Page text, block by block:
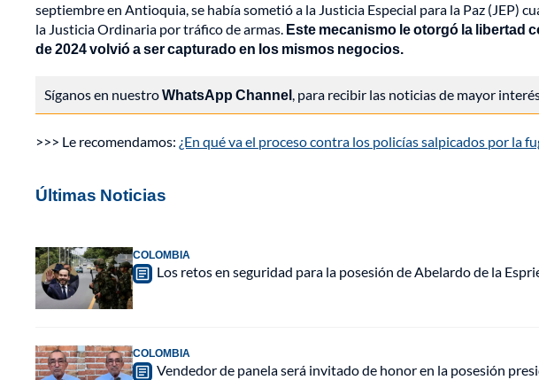
septiembre en Antioquia, se había sometió a la Justicia Especial para la Paz (JEP)
la Justicia Ordinaria por tráfico de armas. Este mecanismo le otorgó la libertad
de 2024 volvió a ser capturado en los mismos negocios.
Síganos en nuestroWhatsApp Channel, para recibir las noticias de mayor
>>> Le recomendamos: ¿En qué va el proceso contra los policías salpicados por la
Últimas Noticias
COLOMBIA
Los retos en seguridad para la posesión de Abelardo de la
COLOMBIA
Vendedor de panela será invitado de honor en la posesión